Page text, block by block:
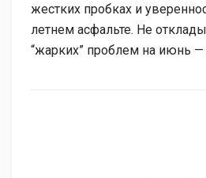
жестких пробках и
летнем асфальте. Не
“жарких” проблем на июнь —